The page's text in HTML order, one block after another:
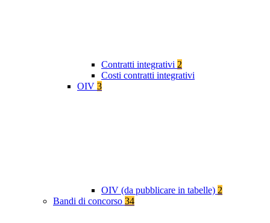
Contratti integrativi 2
Costi contratti integrativi
OIV 3
OIV (da pubblicare in tabelle) 2
Bandi di concorso 34